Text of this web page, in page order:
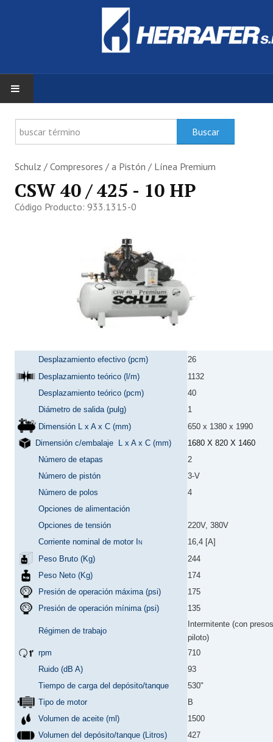
INICIO
ZONA DE CLIENTES
DOCUMENTACIÓN
HERRAFER S.R.L.
Quiénes Somos
Staff
Nuestras Marcas
Cobertura Nacional
Noticias
CONTÁCTENOS
Buscar
Schulz / Compresores / a Pistón / Línea Premium
CSW 40 / 425 - 10 HP
Código Producto: 933.1315-0
Desplazamiento efectivo (pcm)
26
Desplazamiento teórico (l/m)
1132
Desplazamiento teórico (pcm)
40
Diámetro de salida (pulg)
1
Dimensión L x A x C (mm)
650 x 1380 x 1990
Dimensión c/embalaje L x A x C (mm)
1680 X 820 X 1460
Número de etapas
2
Número de pistón
3-V
Número de polos
4
Opciones de alimentación
Opciones de tensión
220V, 380V
Corriente nominal de motor I
N
16,4 [A]
Peso Bruto (Kg)
244
Peso Neto (Kg)
174
Presión de operación máxima (psi)
175
Presión de operación mínima (psi)
135
Régimen de trabajo
Intermitente (con
piloto)
rpm
710
Ruido (dB A)
93
Tiempo de carga del depósito/tanque
530"
Tipo de motor
B
Volumen de aceite (ml)
1500
Volumen del depósito/tanque (Litros)
427